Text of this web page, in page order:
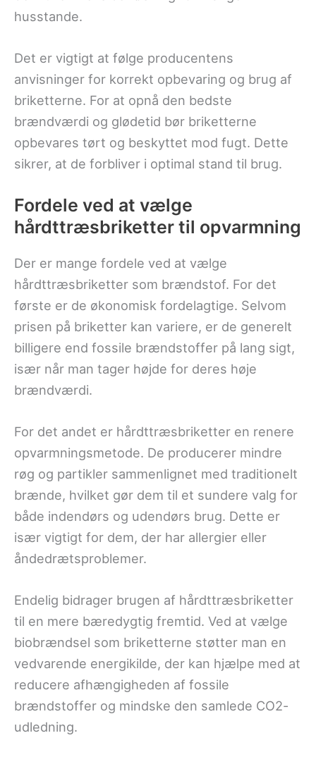
husstande.
Det er vigtigt at følge producentens
anvisninger for korrekt opbevaring og brug af
briketterne. For at opnå den bedste
brændværdi og glødetid bør briketterne
opbevares tørt og beskyttet mod fugt. Dette
sikrer, at de forbliver i optimal stand til brug.
Fordele ved at vælge
hårdttræsbriketter til opvarmning
Der er mange fordele ved at vælge
hårdttræsbriketter som brændstof. For det
første er de økonomisk fordelagtige. Selvom
prisen på briketter kan variere, er de generelt
billigere end fossile brændstoffer på lang sigt,
især når man tager højde for deres høje
brændværdi.
For det andet er hårdttræsbriketter en renere
opvarmningsmetode. De producerer mindre
røg og partikler sammenlignet med traditionelt
brænde, hvilket gør dem til et sundere valg for
både indendørs og udendørs brug. Dette er
især vigtigt for dem, der har allergier eller
åndedrætsproblemer.
Endelig bidrager brugen af hårdttræsbriketter
til en mere bæredygtig fremtid. Ved at vælge
biobrændsel som briketterne støtter man en
vedvarende energikilde, der kan hjælpe med at
reducere afhængigheden af fossile
brændstoffer og mindske den samlede CO2-
udledning.